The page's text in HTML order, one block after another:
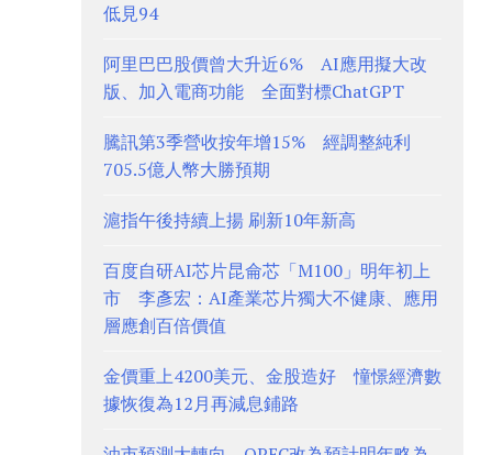
低見94
阿里巴巴股價曾大升近6% AI應用擬大改
版、加入電商功能 全面對標ChatGPT
騰訊第3季營收按年增15% 經調整純利
705.5億人幣大勝預期
滬指午後持續上揚 刷新10年新高
百度自研AI芯片昆侖芯「M100」明年初上
市 李彥宏：AI產業芯片獨大不健康、應用
層應創百倍價值
金價重上4200美元、金股造好 憧憬經濟數
據恢復為12月再減息鋪路